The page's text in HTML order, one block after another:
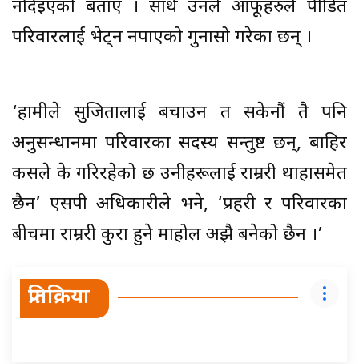
नदिइएको बताए । साथै उनले आफूहरुले पीडित
परिवारलाई भेट्न नपाएको गुनासो गरेका छन् ।
‘हामीले सुजितालाई बचाउन त सकेनौं तै पनि
अनुसन्धानमा परिवारका सदस्य सन्तुष्ट छन्, बाहिर
कसले के गरिरहेको छ उनीहरूलाई राम्ररी थाहासमेत
छैन’ एसपी अधिकारीले भने, ‘प्रहरी र परिवारका
बीचमा राम्ररी कुरा हुने माहोल अझै बनेको छैन ।’
प्रतिक्रिया